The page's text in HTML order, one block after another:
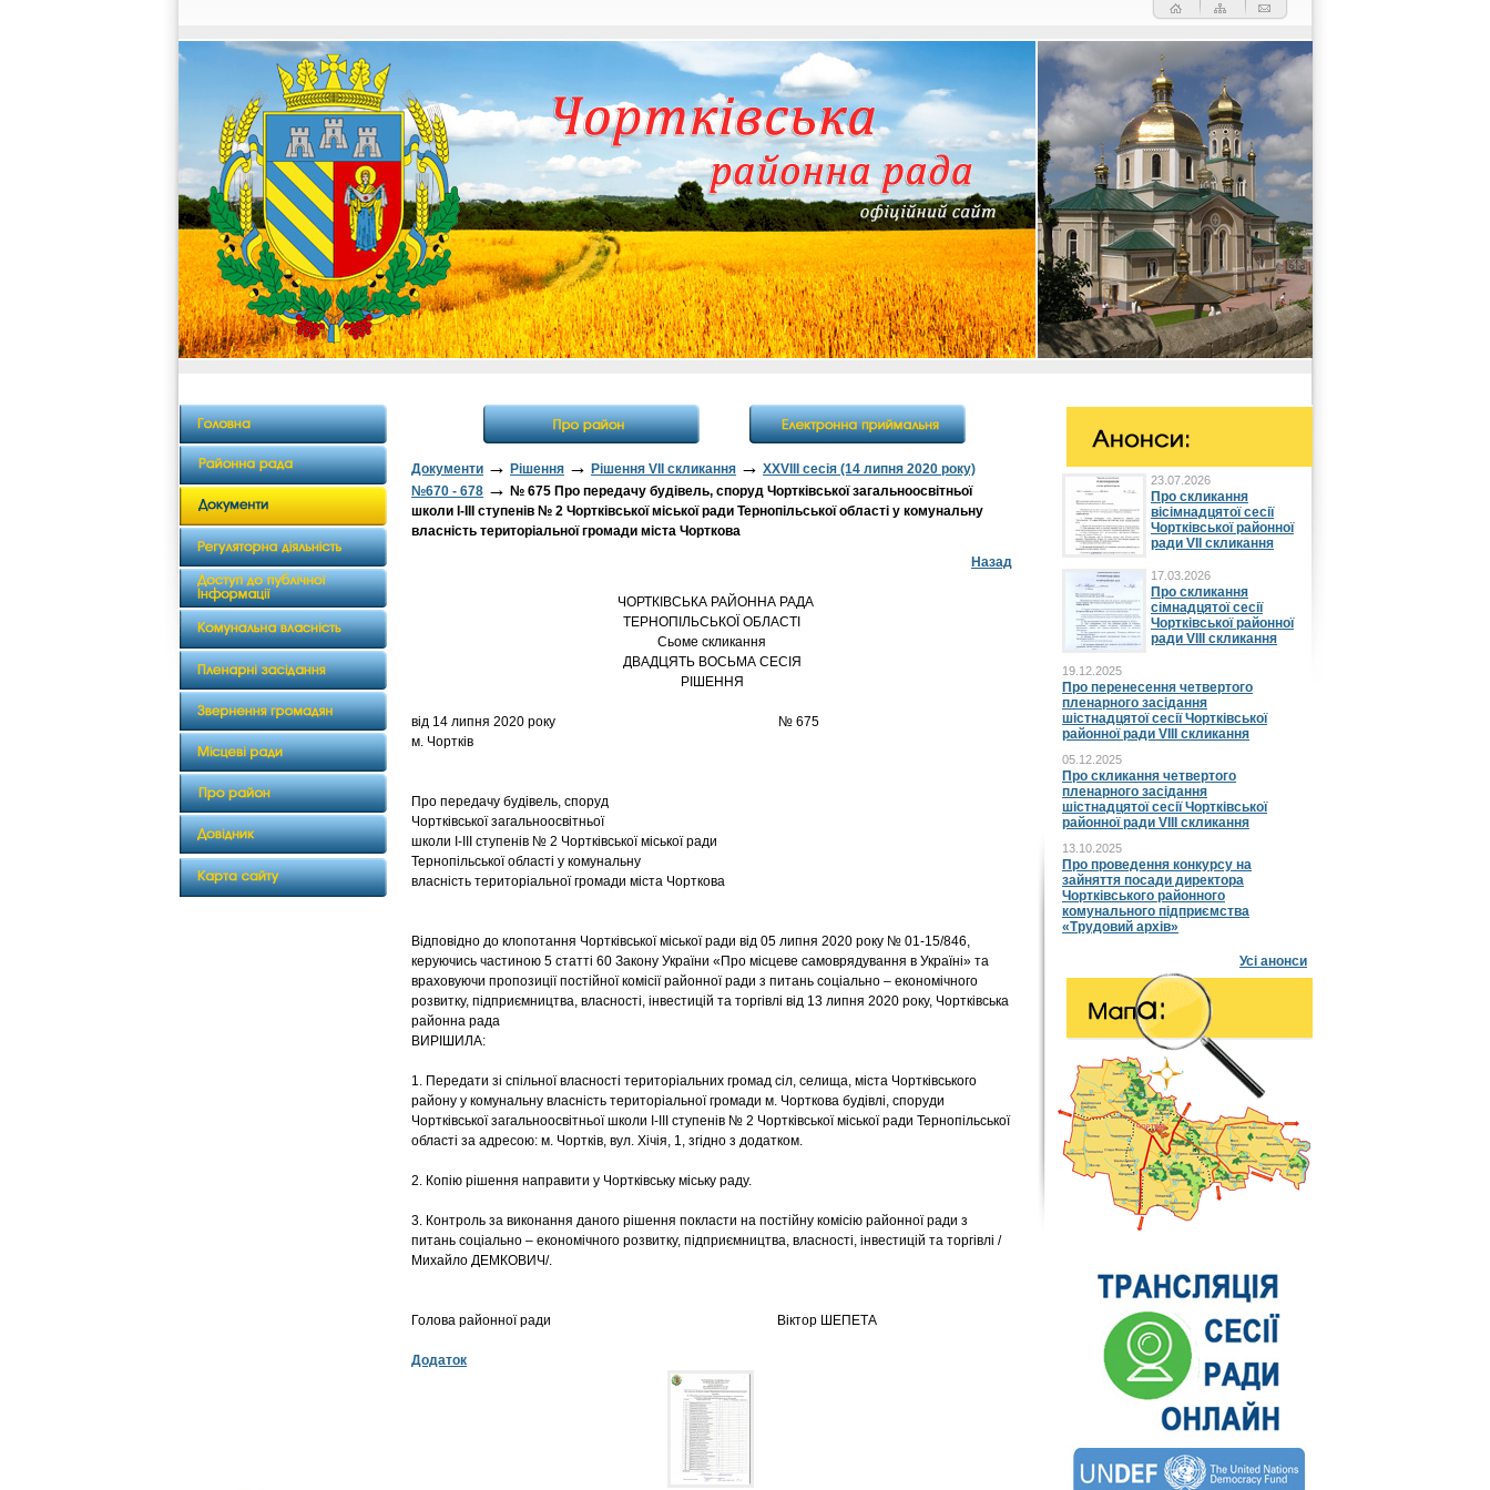
Документи → Рішення → Рішення VII скликання → XXVIII сесія (14 липня 2020 року)
№670 - 678 → № 675 Про передачу будівель, споруд Чортківської загальноосвітньої
школи І-ІІІ ступенів № 2 Чортківської міської ради Тернопільської області у комунальну
власність територіальної громади міста Чорткова
Назад
ЧОРТКІВСЬКА РАЙОННА РАДА
ТЕРНОПІЛЬСЬКОЇ ОБЛАСТІ
Сьоме скликання
ДВАДЦЯТЬ ВОСЬМА СЕСІЯ
РІШЕННЯ
від 14 липня 2020 року № 675
м. Чортків
Про передачу будівель, споруд
Чортківської загальноосвітньої
школи І-ІІІ ступенів № 2 Чортківської міської ради
Тернопільської області у комунальну
власність територіальної громади міста Чорткова
Відповідно до клопотання Чортківської міської ради від 05 липня 2020 року № 01-15/846,
керуючись частиною 5 статті 60 Закону України «Про місцеве самоврядування в Україні» та
враховуючи пропозиції постійної комісії районної ради з питань соціально – економічного
розвитку, підприємництва, власності, інвестицій та торгівлі від 13 липня 2020 року, Чортківська
районна рада
ВИРІШИЛА:
1. Передати зі спільної власності територіальних громад сіл, селища, міста Чортківського
району у комунальну власність територіальної громади м. Чорткова будівлі, споруди
Чортківської загальноосвітньої школи І-ІІІ ступенів № 2 Чортківської міської ради Тернопільської
області за адресою: м. Чортків, вул. Хічія, 1, згідно з додатком.
2. Копію рішення направити у Чортківську міську раду.
3. Контроль за виконання даного рішення покласти на постійну комісію районної ради з
питань соціально – економічного розвитку, підприємництва, власності, інвестицій та торгівлі /
Михайло ДЕМКОВИЧ/.
Голова районної ради Віктор ШЕПЕТА
Додаток
23.07.2026
Про скликання
вісімнадцятої сесії
Чортківської районної
ради VII скликання
17.03.2026
Про скликання
сімнадцятої сесії
Чортківської районної
ради VIII скликання
19.12.2025
Про перенесення четвертого
пленарного засідання
шістнадцятої сесії Чортківської
районної ради VIII скликання
05.12.2025
Про скликання четвертого
пленарного засідання
шістнадцятої сесії Чортківської
районної ради VIII скликання
13.10.2025
Про проведення конкурсу на
зайняття посади директора
Чортківського районного
комунального підприємства
«Трудовий архів»
Усі анонси